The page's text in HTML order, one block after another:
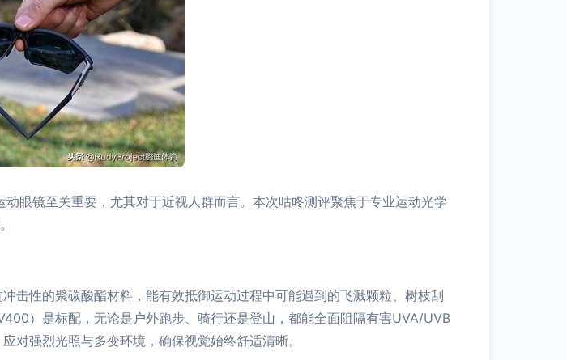
眼镜至关重要，尤其对于近视人群而言。本次咕咚测评聚焦于专业运动光学
击性的聚碳酸酯材料，能有效抵御运动过程中可能遇到的飞溅颗粒、树枝刮
）是标配，无论是户外跑步、骑行还是登山，都能全面阻隔有害UVA/UVB
对强烈光照与多变环境，确保视觉始终舒适清晰。